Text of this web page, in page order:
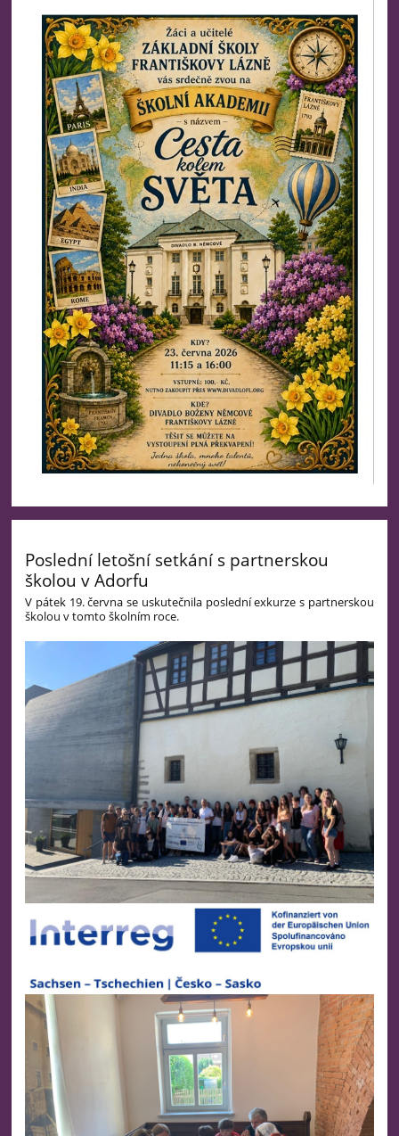
Poslední letošní setkání s partnerskou
školou v Adorfu
V pátek 19. června se uskutečnila poslední exkurze s partnerskou
školou v tomto školním roce.